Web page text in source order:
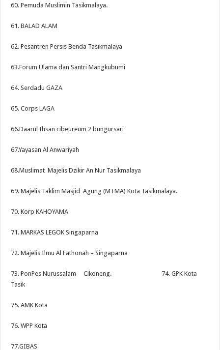
60. Pemuda Muslimin Tasikmalaya.
61. BALAD ALAM
62. Pesantren Persis Benda Tasikmalaya
63.Forum Ulama dan Santri Mangkubumi
64. Serdadu GAZA
65. Corps LAGA
66.Daarul Ihsan cibeureum 2 bungursari
67.Yayasan Al Anwariyah
68.Muslimat Majelis Dzikir An Nur Tasikmalaya
69. Majelis Taklim Masjid Agung (MTMA) Kota Tasikmalaya.
70. Korp KAHOYAMA
71. MARKAS LEGOK Singaparna
72. Majelis Ilmu Al Fathonah – Singaparna
73. PonPes Nurussalam Cikoneng. 74. GPK Kota
Tasik
75. AMK Kota
76. WPP Kota
77.GIBAS